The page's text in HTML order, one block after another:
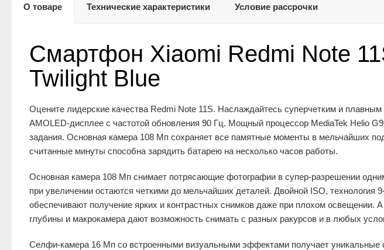
О товаре Технические характеристики Условие рассрочки
Смартфон Xiaomi Redmi Note
Twilight Blue
Оцените лидерские качества Redmi Note 11S. Наслаждайтесь суперчетким и
AMOLED-дисплее с частотой обновления 90 Гц. Мощный процессор MediaTek Helio
задания. Основная камера 108 Мп сохраняет все памятные моменты в мельчайших
считанные минуты способна зарядить батарею на несколько часов работы.
Основная камера 108 Мп снимает потрясающие фотографии в супер-разрешении
при увеличении остаются четкими до мельчайших деталей. Двойной ISO, технология
обеспечивают получение ярких и контрастных снимков даже при плохом освещении.
глубины и макрокамера дают возможность снимать с разных ракурсов и в любых
Селфи-камера 16 Мп со встроенными визуальными эффектами получает уникальные